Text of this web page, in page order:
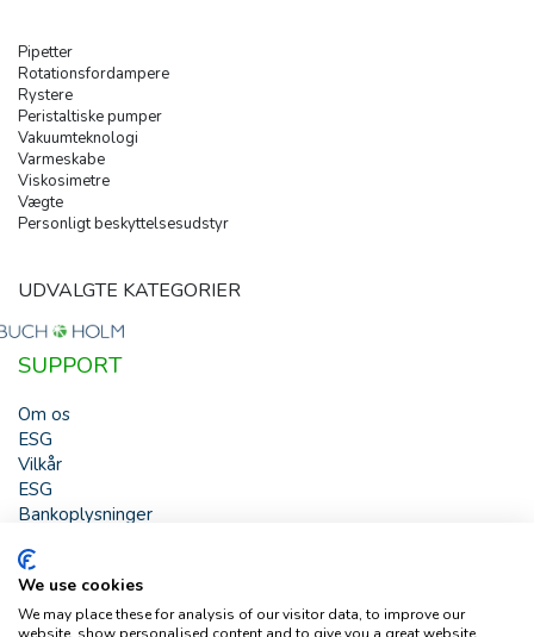
Pipetter
Rotationsfordampere
Rystere
Peristaltiske pumper
Vakuumteknologi
Varmeskabe
Viskosimetre
Vægte
Personligt beskyttelsesudstyr
UDVALGTE KATEGORIER
SUPPORT
Om os
ESG
Vilkår
ESG
Bankoplysninger
HJÆLP
Buch & Holm A/S - Marielundvej 39 - DK-2730 Herlev -
Tlf. +45 44 54 00 00 - e-mail:b-h@buch-holm.dk- CVR-nr.:
We use cookies
We may place these for analysis of our visitor data, to improve our